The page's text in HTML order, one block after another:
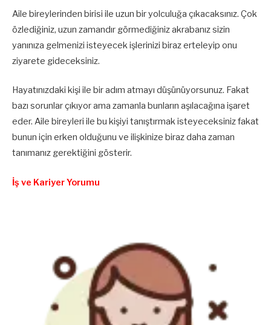
Aile bireylerinden birisi ile uzun bir yolculuğa çıkacaksınız. Çok
özlediğiniz, uzun zamandır görmediğiniz akrabanız sizin
yanınıza gelmenizi isteyecek işlerinizi biraz erteleyip onu
ziyarete gideceksiniz.
Hayatınızdaki kişi ile bir adım atmayı düşünüyorsunuz. Fakat
bazı sorunlar çıkıyor ama zamanla bunların aşılacağına işaret
eder. Aile bireyleri ile bu kişiyi tanıştırmak isteyeceksiniz fakat
bunun için erken olduğunu ve ilişkinize biraz daha zaman
tanımanız gerektiğini gösterir.
İş ve Kariyer Yorumu